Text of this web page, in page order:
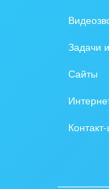
Задачи
Сайты